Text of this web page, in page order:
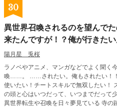
30
異世界召喚されるのを望んで
来たんですが！？俺が行きたい
陽月星 兎桜
ラノベやアニメ、マンガなどでよく聞く
喚……。 ……されたい。俺もされたい！！すっごいされたい！！！剣や魔法を
使いたい！チートスキルで無双したい！ スキルや技だって既に考案済みだ！俺
の頭と心はいつだって、いつまでだって少年(厨二)の
異世界転生や召喚を日々夢見ている 寺の